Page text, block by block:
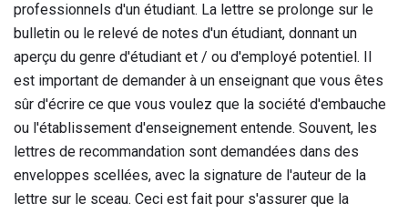
professionnels d'un étudiant. La lettre se prolonge sur le
bulletin ou le relevé de notes d'un étudiant, donnant un
aperçu du genre d'étudiant et / ou d'employé potentiel. Il
est important de demander à un enseignant que vous êtes
sûr d'écrire ce que vous voulez que la société d'embauche
ou l'établissement d'enseignement entende. Souvent, les
lettres de recommandation sont demandées dans des
enveloppes scellées, avec la signature de l'auteur de la
lettre sur le sceau. Ceci est fait pour s'assurer que la